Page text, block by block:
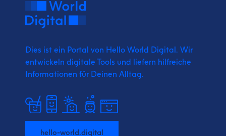
Dies ist ein Portal von Hello World Digital. Wir
entwickeln digitale Tools und liefern hilfreiche
Informationen für Deinen Alltag.
hello-world.digital